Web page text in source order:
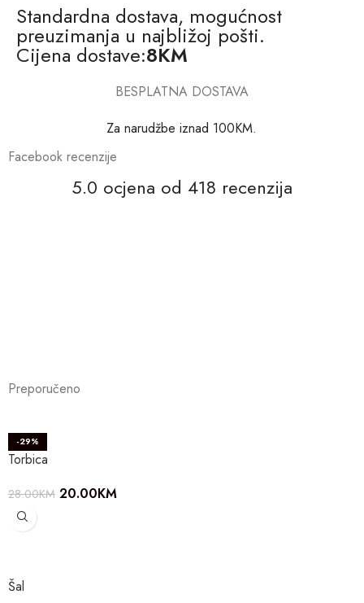
Standardna dostava, mogućnost
preuzimanja u najbližoj pošti.
Cijena dostave:8KM
BESPLATNA DOSTAVA
Za narudžbe iznad 100KM.
Facebook recenzije
5.0 ocjena od 418 recenzija
Preporučeno
-29%
Torbica
28.00KM 20.00KM
Šal